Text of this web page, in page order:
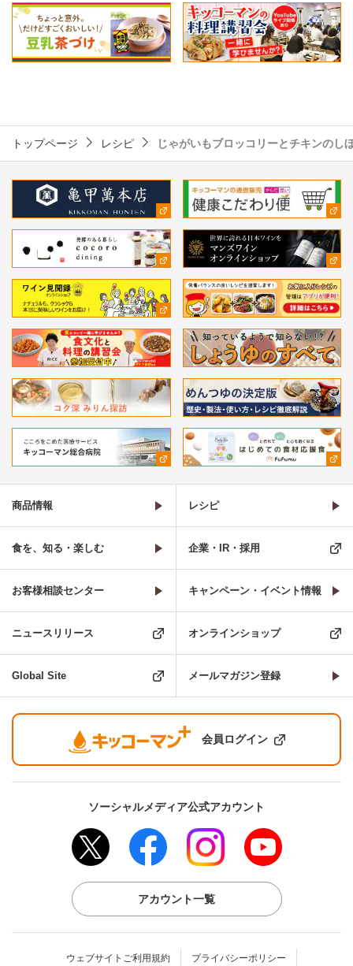
トップページ レシピ じゃがいもブロッコリーとチキンのし
商品情報 レシピ
食を、知る・楽しむ 企業・IR・採用
お客様相談センター キャンペーン・イベント情報
ニュースリリース オンラインショップ
Global Site メールマガジン登録
会員ログイン
ソーシャルメディア公式アカウント
アカウント一覧
ウェブサイトご利用規約 プライバシーポリシー